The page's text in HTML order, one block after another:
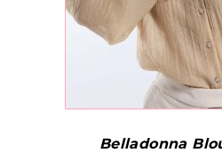
Belladonna